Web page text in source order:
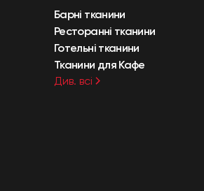
Барні тканини
Ресторанні тканини
Готельні тканини
Тканини для Кафе
Див. всі